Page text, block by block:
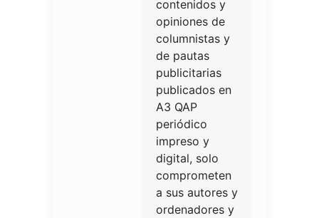
contenidos y
opiniones de
columnistas y
de pautas
publicitarias
publicados en
A3 QAP
periódico
impreso y
digital, solo
comprometen
a sus autores y
ordenadores y